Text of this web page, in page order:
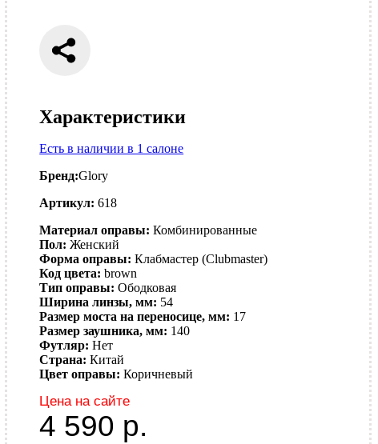
Характеристики
Есть в наличии в 1 салоне
Бренд:Glory
Артикул: 618
Материал оправы: Комбинированные
Пол: Женский
Форма оправы: Клабмастер (Clubmaster)
Код цвета: brown
Тип оправы: Ободковая
Ширина линзы, мм: 54
Размер моста на переносице, мм: 17
Размер заушника, мм: 140
Футляр: Нет
Страна: Китай
Цвет оправы: Коричневый
Цена на сайте
4 590 р.